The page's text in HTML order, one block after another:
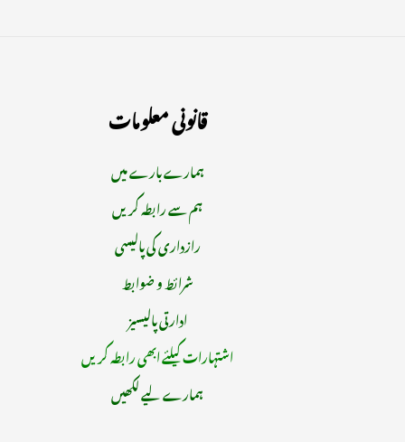
قانونی معلومات
ہمارے بارے میں
ہم سے رابطہ کریں
رازداری کی پالیسی
شرائط و ضوابط
ادارتی پالیسیز
اشتہارات کیلئے ابھی رابطہ کریں
ہمارے لیے لکھیں